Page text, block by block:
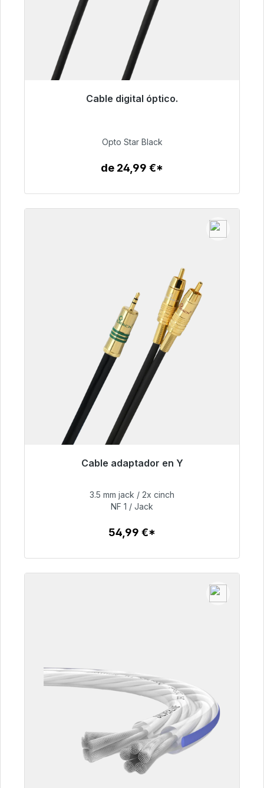
Cable digital óptico.
Listo para envío inmediato, plazo de entrega
93,00 €
Opto Star Black
de 24,99 €*
Cable adaptador en Y
Listo para envío inmediato, plazo de entrega
54,99 €
3.5 mm jack / 2x cinch
NF 1 / Jack
54,99 €*